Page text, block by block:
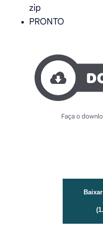
zip
PRONTO
Faça o